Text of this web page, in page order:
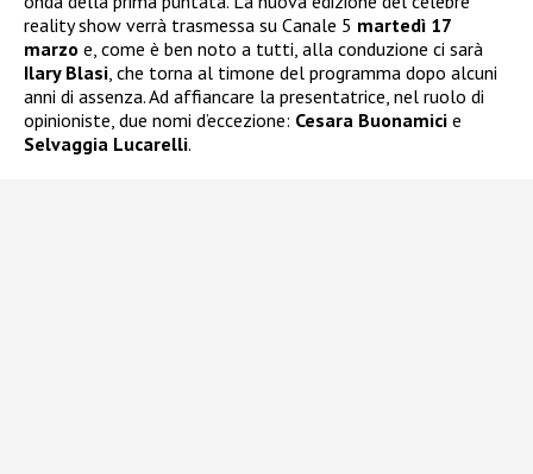
reality show verrà trasmessa su Canale 5 martedì 17
marzo e, come è ben noto a tutti, alla conduzione ci sarà
Ilary Blasi, che torna al timone del programma dopo alcuni
anni di assenza. Ad affiancare la presentatrice, nel ruolo di
opinioniste, due nomi d’eccezione: Cesara Buonamici e
Selvaggia Lucarelli.